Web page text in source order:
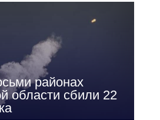
районах
области сбили 22